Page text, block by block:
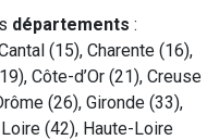
départements :
(15), Charente (16),
Côte-d’Or (21), Creuse
(26), Gironde (33),
(42), Haute-Loire